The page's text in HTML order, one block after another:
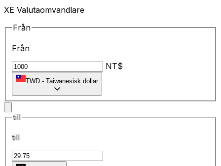
XE Valutaomvandlare
Från
Från
NT$
TWD - Taiwanesisk dollar
till
till